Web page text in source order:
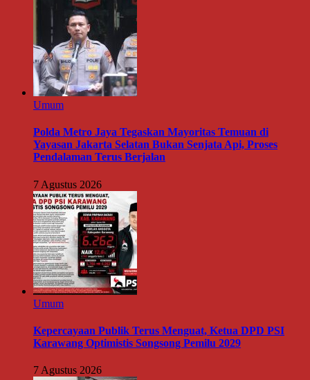
Umum
Polda Metro Jaya Tegaskan Mayoritas Temuan di
Yayasan Jakarta Selatan Bukan Senjata Api, Proses
Pendalaman Terus Berjalan
7 Agustus 2026
Umum
Kepercayaan Publik Terus Menguat, Ketua DPD PSI
Karawang Optimistis Songsong Pemilu 2029
7 Agustus 2026